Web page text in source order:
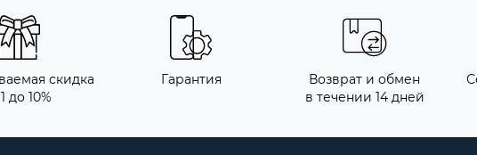
скидка
до 10%
Гарантия
Возврат и обмен
в течении 14 дней